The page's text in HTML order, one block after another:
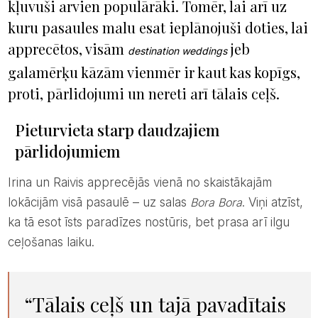
kļuvuši arvien populārāki. Tomēr, lai arī uz
kuru pasaules malu esat ieplānojuši doties, lai
apprecētos, visām destination weddingsjeb
galamērķu kāzām vienmēr ir kaut kas kopīgs,
proti, pārlidojumi un nereti arī tālais ceļš.
Pieturvieta starp daudzajiem
pārlidojumiem
Irina un Raivis apprecējās vienā no skaistākajām
lokācijām visā pasaulē – uz salas Bora Bora. Viņi atzīst,
ka tā esot īsts paradīzes nostūris, bet prasa arī ilgu
ceļošanas laiku.
“Tālais ceļš un tajā pavadītais